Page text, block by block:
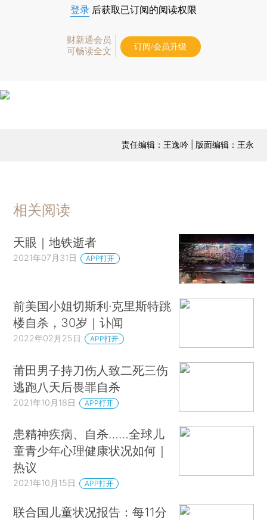
登录 后获取已订阅的阅读权限
财新通会员
可畅读全文
订阅/会员升级
责任编辑：王逸吟 | 版面编辑：王永
相关阅读
天眼｜地铁逝者
2021年07月31日 APP打开
前美国小姐切斯利·克里斯特跳
楼自杀，30岁｜讣闻
2022年02月25日 APP打开
莆田男子持刀伤人致二死三伤
逃跑八天后畏罪自杀
2021年10月18日 APP打开
患精神疾病、自杀……全球儿
童青少年心理健康状况如何｜
热议
2021年10月15日 APP打开
联合国儿童状况报告：每11分